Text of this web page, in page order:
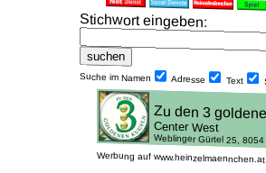
Stich­wort ein­geben:
Suche im Namen Adresse Text
Werbung auf www.heinzelmaennchen.at